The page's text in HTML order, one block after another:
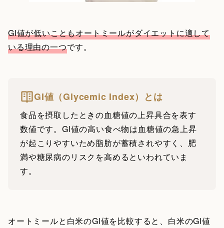
GI値が低いこともオートミールがダイエットに適して
いる理由の一つです。
GI値（Glycemic Index）とは
食品を摂取したときの血糖値の上昇具合を表す
数値です。GI値の高い食べ物は血糖値の急上昇
が起こりやすいため脂肪が蓄積されやすく、肥
満や糖尿病のリスクを高めるといわれていま
す。
オートミールと白米のGI値を比較すると、白米のGI値